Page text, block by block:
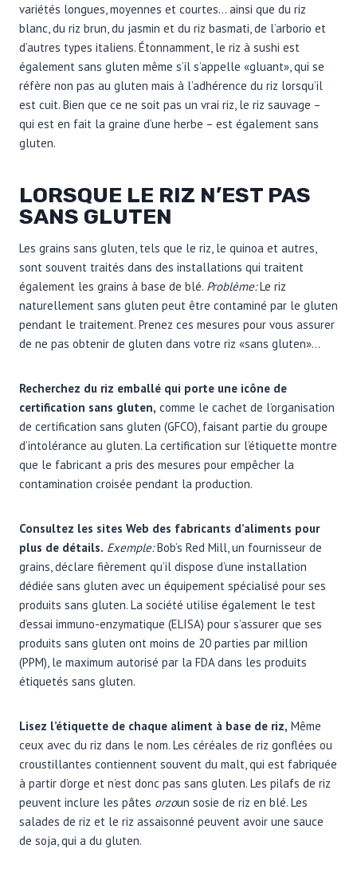
variétés longues, moyennes et courtes… ainsi que du riz
blanc, du riz brun, du jasmin et du riz basmati, de l’arborio et
d’autres types italiens. Étonnamment, le riz à sushi est
également sans gluten même s’il s’appelle «gluant», qui se
réfère non pas au gluten mais à l’adhérence du riz lorsqu’il
est cuit. Bien que ce ne soit pas un vrai riz, le riz sauvage –
qui est en fait la graine d’une herbe – est également sans
gluten.
LORSQUE LE RIZ N’EST PAS
SANS GLUTEN
Les grains sans gluten, tels que le riz, le quinoa et autres,
sont souvent traités dans des installations qui traitent
également les grains à base de blé. Problème:Le riz
naturellement sans gluten peut être contaminé par le gluten
pendant le traitement. Prenez ces mesures pour vous assurer
de ne pas obtenir de gluten dans votre riz «sans gluten»…
Recherchez du riz emballé qui porte une icône de
certification sans gluten, comme le cachet de l’organisation
de certification sans gluten (GFCO), faisant partie du groupe
d’intolérance au gluten. La certification sur l’étiquette montre
que le fabricant a pris des mesures pour empêcher la
contamination croisée pendant la production.
Consultez les sites Web des fabricants d’aliments pour
plus de détails. Exemple:Bob’s Red Mill, un fournisseur de
grains, déclare fièrement qu’il dispose d’une installation
dédiée sans gluten avec un équipement spécialisé pour ses
produits sans gluten. La société utilise également le test
d’essai immuno-enzymatique (ELISA) pour s’assurer que ses
produits sans gluten ont moins de 20 parties par million
(PPM), le maximum autorisé par la FDA dans les produits
étiquetés sans gluten.
Lisez l’étiquette de chaque aliment à base de riz, Même
ceux avec du riz dans le nom. Les céréales de riz gonflées ou
croustillantes contiennent souvent du malt, qui est fabriquée
à partir d’orge et n’est donc pas sans gluten. Les pilafs de riz
peuvent inclure les pâtes orzoun sosie de riz en blé. Les
salades de riz et le riz assaisonné peuvent avoir une sauce
de soja, qui a du gluten.